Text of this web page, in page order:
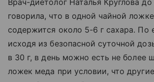
говорила, что в одной чайной
содержится около 5-6 г сахара. По
исходя из безопасной суточной
в 30 г, в день можно есть не более
ложек меда при условии, что